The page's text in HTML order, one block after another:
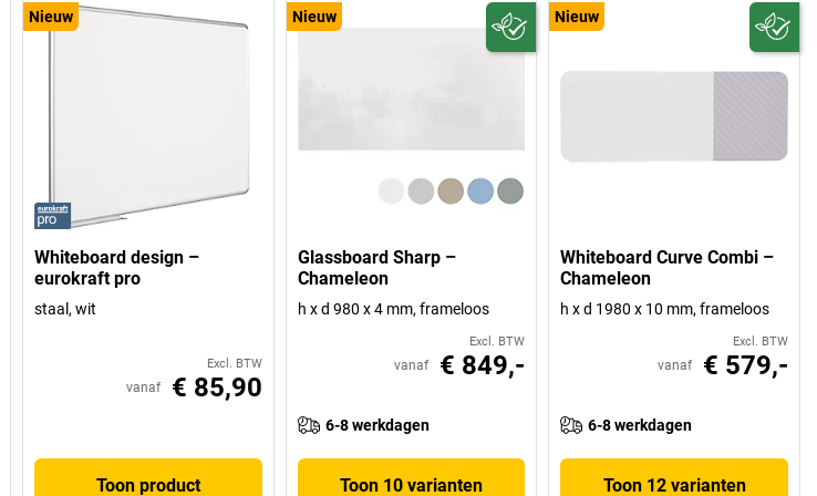
Nieuw
Whiteboard design –
eurokraft pro
staal, wit
Excl. BTW
vanaf € 85,90
Toon product
Nieuw
Glassboard Sharp –
Chameleon
h x d 980 x 4 mm, frameloos
Excl. BTW
vanaf € 849,-
6-8 werkdagen
Toon 10 varianten
Nieuw
Whiteboard Curve Combi –
Chameleon
h x d 1980 x 10 mm, frameloos
Excl. BTW
vanaf € 579,-
6-8 werkdagen
Toon 12 varianten